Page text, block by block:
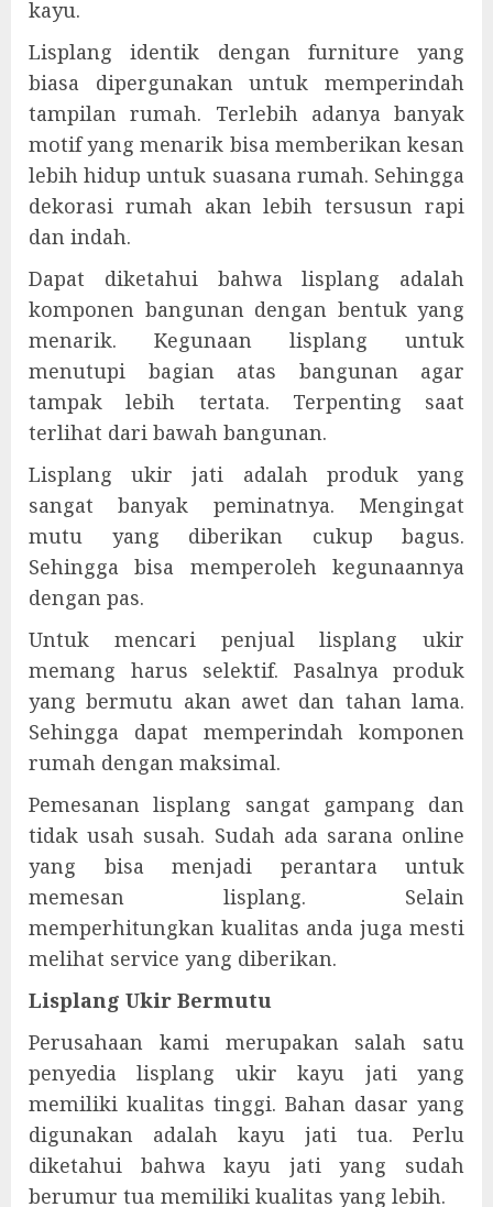
kayu.
Lisplang identik dengan furniture yang
biasa dipergunakan untuk memperindah
tampilan rumah. Terlebih adanya banyak
motif yang menarik bisa memberikan kesan
lebih hidup untuk suasana rumah. Sehingga
dekorasi rumah akan lebih tersusun rapi
dan indah.
Dapat diketahui bahwa lisplang adalah
komponen bangunan dengan bentuk yang
menarik. Kegunaan lisplang untuk
menutupi bagian atas bangunan agar
tampak lebih tertata. Terpenting saat
terlihat dari bawah bangunan.
Lisplang ukir jati adalah produk yang
sangat banyak peminatnya. Mengingat
mutu yang diberikan cukup bagus.
Sehingga bisa memperoleh kegunaannya
dengan pas.
Untuk mencari penjual lisplang ukir
memang harus selektif. Pasalnya produk
yang bermutu akan awet dan tahan lama.
Sehingga dapat memperindah komponen
rumah dengan maksimal.
Pemesanan lisplang sangat gampang dan
tidak usah susah. Sudah ada sarana online
yang bisa menjadi perantara untuk
memesan lisplang. Selain
memperhitungkan kualitas anda juga mesti
melihat service yang diberikan.
Lisplang Ukir Bermutu
Perusahaan kami merupakan salah satu
penyedia lisplang ukir kayu jati yang
memiliki kualitas tinggi. Bahan dasar yang
digunakan adalah kayu jati tua. Perlu
diketahui bahwa kayu jati yang sudah
berumur tua memiliki kualitas yang lebih.